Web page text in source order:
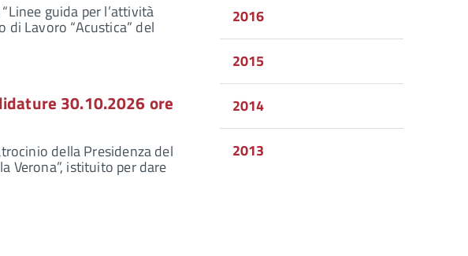
guida per l’attività
di Lavoro “Acustica” del
30.10.2026 ore
della Presidenza del
Verona”, istituito per dare
2016
2015
2014
2013